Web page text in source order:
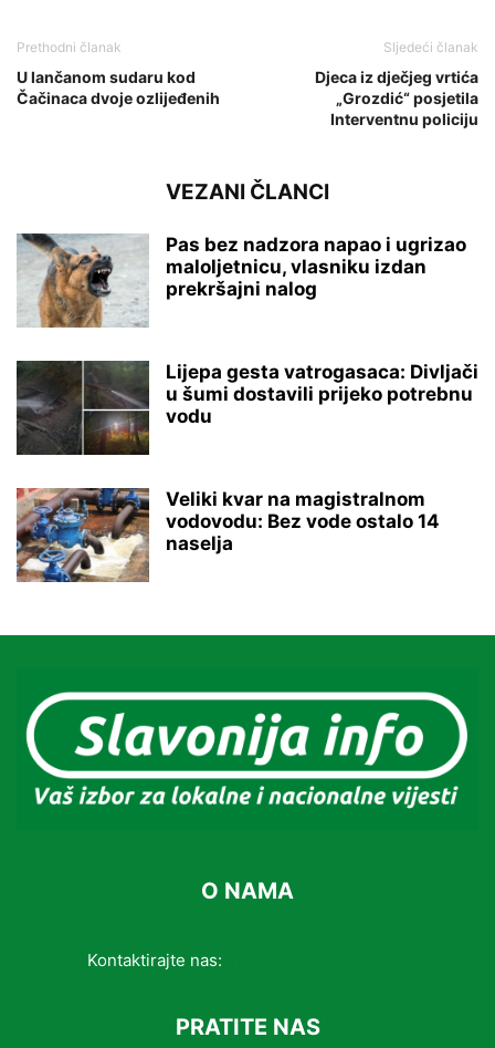
Prethodni članak
U lančanom sudaru kod
Čačinaca dvoje ozlijeđenih
Sljedeći članak
Djeca iz dječjeg vrtića
„Grozdić“ posjetila
Interventnu policiju
VEZANI ČLANCI
Pas bez nadzora napao i ugrizao
maloljetnicu, vlasniku izdan
prekršajni nalog
Lijepa gesta vatrogasaca: Divljači
u šumi dostavili prijeko potrebnu
vodu
Veliki kvar na magistralnom
vodovodu: Bez vode ostalo 14
naselja
O NAMA
Kontaktirajte nas:
PRATITE NAS